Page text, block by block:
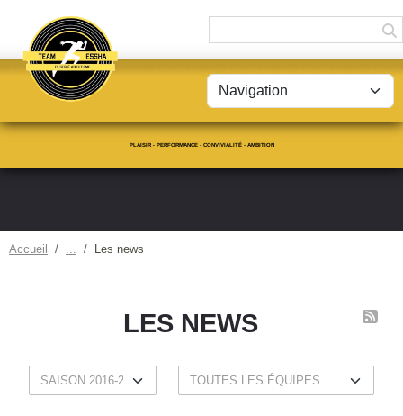
PLAISIR - PERFORMANCE - CONVIVIALITÉ - AMBITION
Accueil Les news
LES NEWS